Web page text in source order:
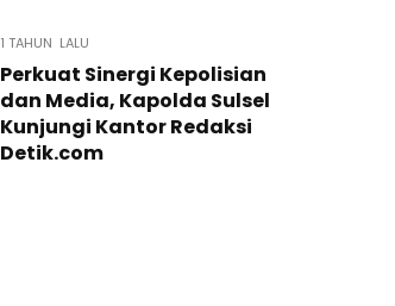
1 TAHUN LALU
Perkuat Sinergi Kepolisian
dan Media, Kapolda Sulsel
Kunjungi Kantor Redaksi
Detik.com